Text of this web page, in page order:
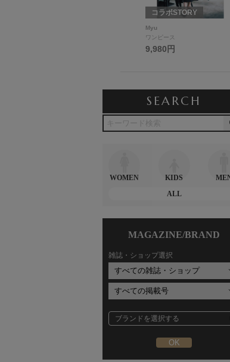
SEARCH
WOMEN KIDS
ALL
MAGAZINE/BRAND
雑誌・ショップ選択
ブランドを選択する
コラボSTORY
Myu
ワンピース
9,980円